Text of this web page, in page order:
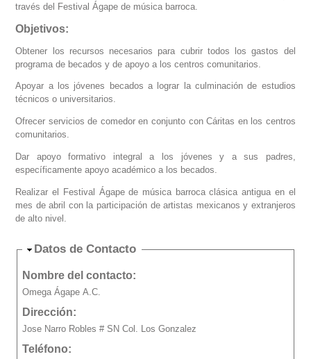
través del Festival Ágape de música barroca.
Objetivos:
Obtener los recursos necesarios para cubrir todos los gastos del
programa de becados y de apoyo a los centros comunitarios.
Apoyar a los jóvenes becados a lograr la culminación de estudios
técnicos o universitarios.
Ofrecer servicios de comedor en conjunto con Cáritas en los centros
comunitarios.
Dar apoyo formativo integral a los jóvenes y a sus padres,
específicamente apoyo académico a los becados.
Realizar el Festival Ágape de música barroca clásica antigua en el
mes de abril con la participación de artistas mexicanos y extranjeros
de alto nivel.
Ocultar
Datos de Contacto
Nombre del contacto:
Omega Ágape A.C.
Dirección:
Jose Narro Robles # SN Col. Los Gonzalez
Teléfono: